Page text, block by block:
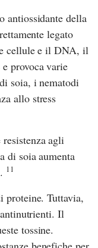
antiossidante della
legato
cellule e il DNA, il
provoca varie
soia, i nematodi
allo stress
resistenza agli
di soia aumenta
11
proteine. Tuttavia,
Il
tossine.